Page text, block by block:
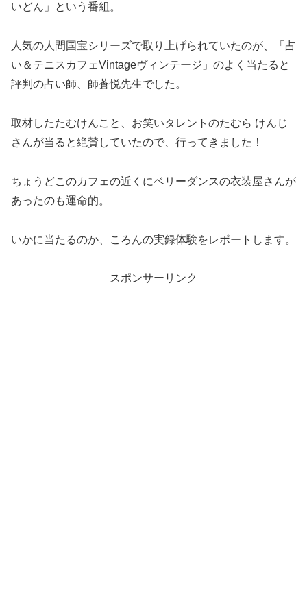
いどん」という番組。
人気の人間国宝シリーズで取り上げられていたのが、「占
い＆テニスカフェVintageヴィンテージ」のよく当たると
評判の占い師、師蒼悦先生でした。
取材したたむけんこと、お笑いタレントのたむら けんじ
さんが当ると絶賛していたので、行ってきました！
ちょうどこのカフェの近くにベリーダンスの衣装屋さんが
あったのも運命的。
いかに当たるのか、ころんの実録体験をレポートします。
スポンサーリンク